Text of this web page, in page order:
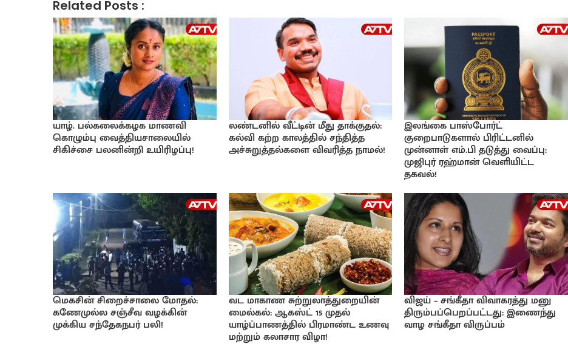
Related Posts :
யாழ். பல்கலைக்கழக மாணவி
கொழும்பு வைத்தியசாலையில்
சிகிச்சை பலனின்றி உயிரிழப்பு!
லண்டனில் வீட்டின் மீது தாக்குதல்:
கல்வி கற்ற காலத்தில் சந்தித்த
அச்சுறுத்தல்களை விவரித்த நாமல்!
இலங்கை பாஸ்போர்ட்
குறைபாடுகளால் பிரிட்டனில்
முன்னாள் எம்.பி தடுத்து வைப்பு:
முஜிபுர் ரஹ்மான் வெளியிட்ட
தகவல்!
மெகசின் சிறைச்சாலை மோதல்:
கணேமுல்ல சஞ்சீவ வழக்கின்
முக்கிய சந்தேகநபர் பலி!
வட மாகாண சுற்றுலாத்துறையின்
மைல்கல்: ஆகஸ்ட் 15 முதல்
யாழ்ப்பாணத்தில் பிரமாண்ட உணவு
மற்றும் கலாசார விழா!
விஜய் – சங்கீதா விவாகரத்து மனு
திரும்பப்பெறப்பட்டது: இணைந்து
வாழ சங்கீதா விருப்பம்